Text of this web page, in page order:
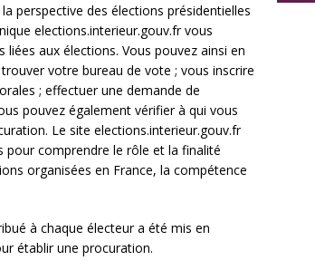
perspective des élections présidentielles
elections.interieur.gouv.fr vous
liées aux élections. Vous pouvez ainsi en
votre bureau de vote ; vous inscrire
; effectuer une demande de
pouvez également vérifier à qui vous
Le site elections.interieur.gouv.fr
pour comprendre le rôle et la finalité
organisées en France, la compétence
à chaque électeur a été mis en
établir une procuration.